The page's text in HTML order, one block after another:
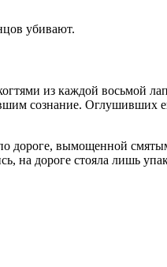
убивают.
из каждой
сознание.
дороге, вымощенной
на дороге стояла лишь